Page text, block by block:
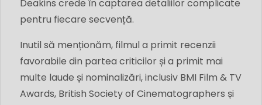
Deakins crede în captarea detaliilor complicate
pentru fiecare secvență.
Inutil să menționăm, filmul a primit recenzii
favorabile din partea criticilor și a primit mai
multe laude și nominalizări, inclusiv BMI Film & TV
Awards, British Society of Cinematographers și